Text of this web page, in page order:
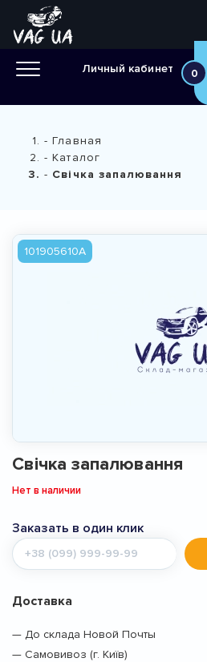
Личный кабинет 0
Главная
Каталог
Свiчка запалювання
101905610A
Свiчка запалювання
Нет в наличии
Заказать в один клик
Мобильный
телефон
Доставка
— До склада Новой Почты
— Самовивоз (г. Київ)